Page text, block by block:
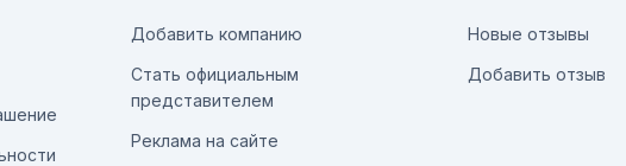
Добавить компанию
Стать официальным
представителем
Реклама на сайте
Новые отзывы
Добавить отзыв